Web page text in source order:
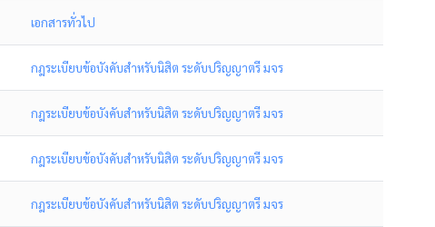
เอกสารทั่วไป
กฎระเบียบข้อบังคับสำหรับนิสิต ระดับปริญญาตรี มจร
กฎระเบียบข้อบังคับสำหรับนิสิต ระดับปริญญาตรี มจร
กฎระเบียบข้อบังคับสำหรับนิสิต ระดับปริญญาตรี มจร
กฎระเบียบข้อบังคับสำหรับนิสิต ระดับปริญญาตรี มจร